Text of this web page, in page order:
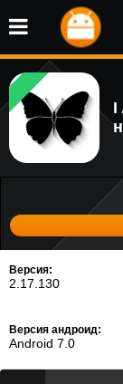
I
Версия:
2.17.130
Версия андроид:
Android 7.0